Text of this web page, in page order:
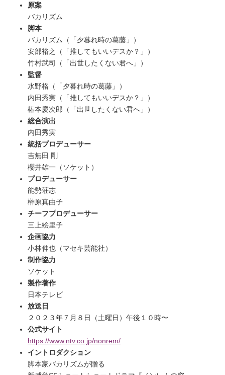
原案
バカリズム
脚本
バカリズム（「夕暮れ時の葛藤」）
安部裕之（「推してもいいデスか？」）
竹村武司（「出世したくない君へ」）
監督
水野格（「夕暮れ時の葛藤」）
内田秀実（「推してもいいデスか？」）
椿本慶次郎（「出世したくない君へ」）
総合演出
内田秀実
統括プロデューサー
吉無田 剛
櫻井雄一（ソケット）
プロデューサー
能勢荘志
榊原真由子
チーフプロデューサー
三上絵里子
企画協力
小林伸也（マセキ芸能社）
制作協力
ソケット
製作著作
日本テレビ
放送日
２０２３年７月８日（土曜日）午後１０時〜
公式サイト
https://www.ntv.co.jp/nonrem/
イントロダクション
脚本家バカリズムが贈る